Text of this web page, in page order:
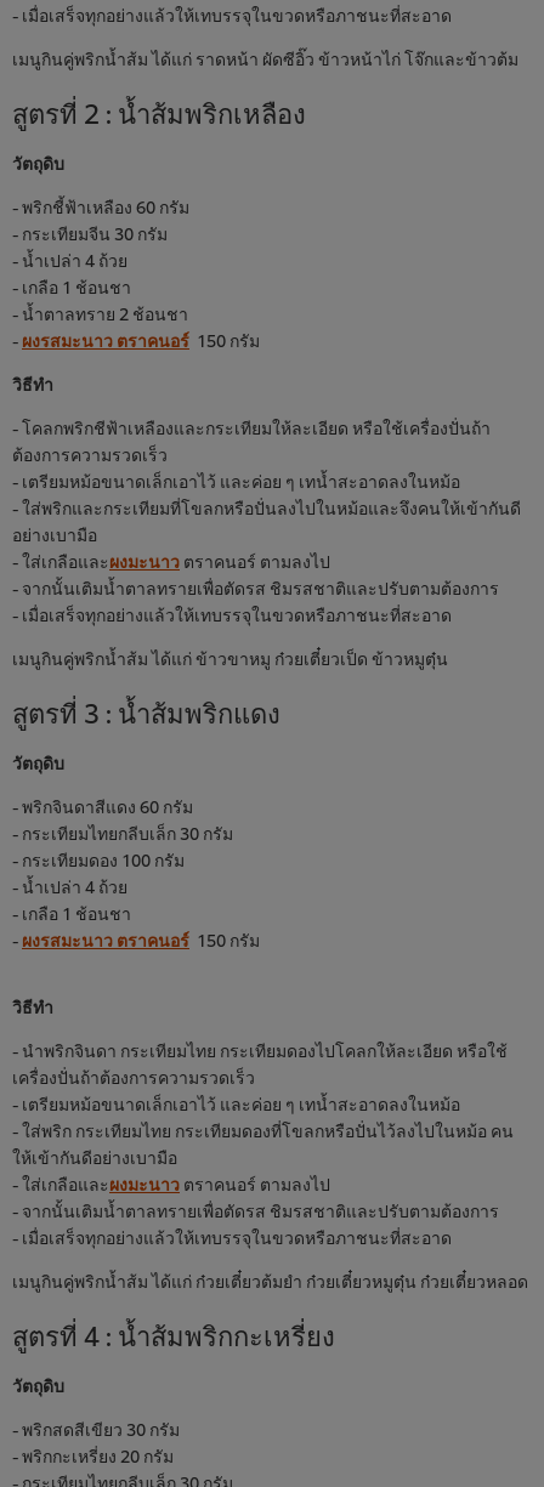
- เมื่อเสร็จทุกอย่างแล้วให้เทบรรจุในขวดหรือภาชนะที่สะอาด
เมนูกินคู่พริกน้ำส้ม ได้แก่ ราดหน้า ผัดซีอิ๊ว ข้าวหน้าไก่ โจ๊กและข้าวต้ม
สูตรที่ 2 : น้ำส้มพริกเหลือง
วัตถุดิบ
- พริกชี้ฟ้าเหลือง 60 กรัม
- กระเทียมจีน 30 กรัม
- น้ำเปล่า 4 ถ้วย
- เกลือ 1 ช้อนชา
- น้ำตาลทราย 2 ช้อนชา
- ผงรสมะนาว ตราคนอร์ 150 กรัม
วิธีทำ
- โคลกพริกชีฟ้าเหลืองและกระเทียมให้ละเอียด หรือใช้เครื่องปั่นถ้า
ต้องการความรวดเร็ว
- เตรียมหม้อขนาดเล็กเอาไว้ และค่อย ๆ เทน้ำสะอาดลงในหม้อ
- ใส่พริกและกระเทียมที่โขลกหรือปั่นลงไปในหม้อและจึงคนให้เข้ากันดี
อย่างเบามือ
- ใส่เกลือและผงมะนาว ตราคนอร์ ตามลงไป
- จากนั้นเติมน้ำตาลทรายเพื่อตัดรส ชิมรสชาติและปรับตามต้องการ
- เมื่อเสร็จทุกอย่างแล้วให้เทบรรจุในขวดหรือภาชนะที่สะอาด
เมนูกินคู่พริกน้ำส้ม ได้แก่ ข้าวขาหมู ก๋วยเตี๋ยวเป็ด ข้าวหมูตุ๋น
สูตรที่ 3 : น้ำส้มพริกแดง
วัตถุดิบ
- พริกจินดาสีแดง 60 กรัม
- กระเทียมไทยกลีบเล็ก 30 กรัม
- กระเทียมดอง 100 กรัม
- น้ำเปล่า 4 ถ้วย
- เกลือ 1 ช้อนชา
- ผงรสมะนาว ตราคนอร์ 150 กรัม
วิธีทำ
- นำพริกจินดา กระเทียมไทย กระเทียมดองไปโคลกให้ละเอียด หรือใช้
เครื่องปั่นถ้าต้องการความรวดเร็ว
- เตรียมหม้อขนาดเล็กเอาไว้ และค่อย ๆ เทน้ำสะอาดลงในหม้อ
- ใส่พริก กระเทียมไทย กระเทียมดองที่โขลกหรือปั่นไว้ลงไปในหม้อ คน
ให้เข้ากันดีอย่างเบามือ
- ใส่เกลือและผงมะนาว ตราคนอร์ ตามลงไป
- จากนั้นเติมน้ำตาลทรายเพื่อตัดรส ชิมรสชาติและปรับตามต้องการ
- เมื่อเสร็จทุกอย่างแล้วให้เทบรรจุในขวดหรือภาชนะที่สะอาด
เมนูกินคู่พริกน้ำส้ม ได้แก่ ก๋วยเตี๋ยวต้มยำ ก๋วยเตี๋ยวหมูตุ๋น ก๋วยเตี๋ยวหลอด
สูตรที่ 4 : น้ำส้มพริกกะเหรี่ยง
วัตถุดิบ
- พริกสดสีเขียว 30 กรัม
- พริกกะเหรี่ยง 20 กรัม
- กระเทียมไทยกลีบเล็ก 30 กรัม